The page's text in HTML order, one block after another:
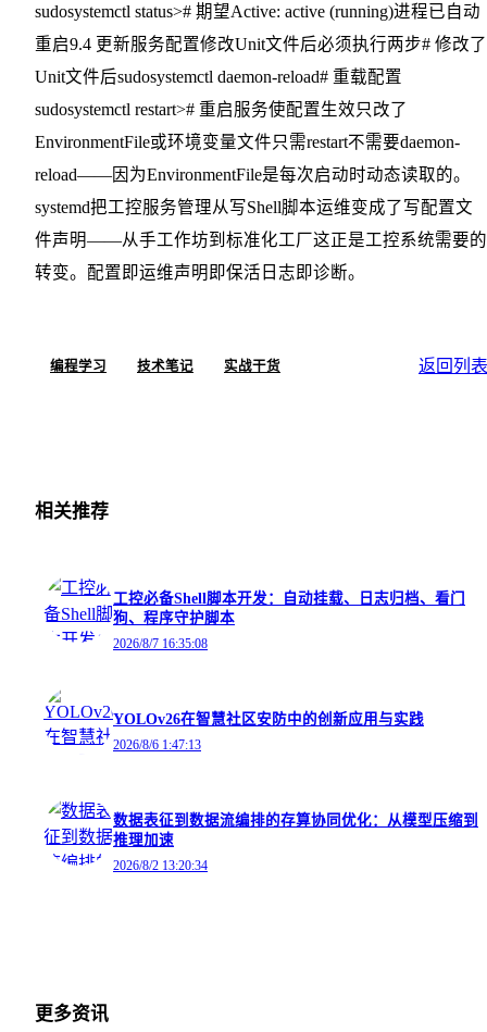
sudosystemctl status># 期望Active: active (running)进程已自动
重启9.4 更新服务配置修改Unit文件后必须执行两步# 修改了
Unit文件后sudosystemctl daemon-reload# 重载配置
sudosystemctl restart># 重启服务使配置生效只改了
EnvironmentFile或环境变量文件只需restart不需要daemon-
reload——因为EnvironmentFile是每次启动时动态读取的。
systemd把工控服务管理从写Shell脚本运维变成了写配置文
件声明——从手工作坊到标准化工厂这正是工控系统需要的
转变。配置即运维声明即保活日志即诊断。
编程学习 技术笔记 实战干货 返回列表
相关推荐
工控必备Shell脚本开发：自动挂载、日志归档、看门
狗、程序守护脚本
2026/8/7 16:35:08
YOLOv26在智慧社区安防中的创新应用与实践
2026/8/6 1:47:13
数据表征到数据流编排的存算协同优化：从模型压缩到
推理加速
2026/8/2 13:20:34
更多资讯